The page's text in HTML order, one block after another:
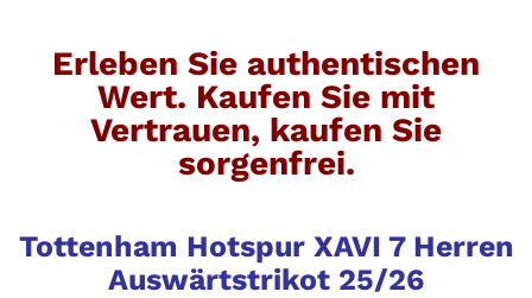
Erleben Sie authentischen
Wert. Kaufen Sie mit
Vertrauen, kaufen Sie
sorgenfrei.
Tottenham Hotspur XAVI 7 Herren
Auswärtstrikot 25/26